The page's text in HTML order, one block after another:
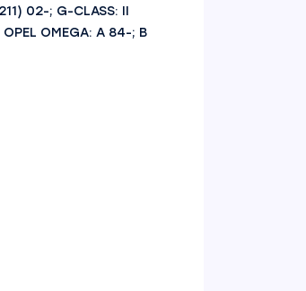
02-; G-CLASS: II
OMEGA: A 84-; B